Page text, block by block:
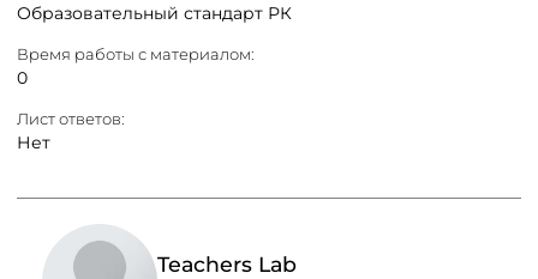
Образовательный стандарт РК
Время работы с материалом:
0
Лист ответов:
Нет
Teachers Lab